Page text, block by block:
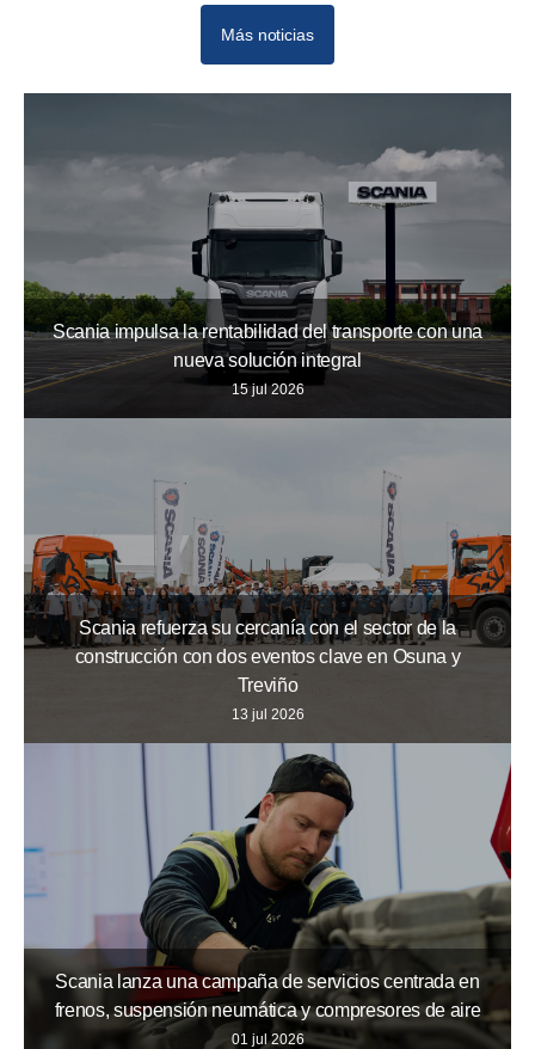
Más noticias
Scania impulsa la rentabilidad del transporte con una
nueva solución integral
15 jul 2026
Scania refuerza su cercanía con el sector de la
construcción con dos eventos clave en Osuna y
Treviño
13 jul 2026
Scania lanza una campaña de servicios centrada en
frenos, suspensión neumática y compresores de aire
01 jul 2026